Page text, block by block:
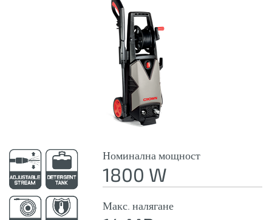
Номинална мощност
1800 W
Макс. налягане